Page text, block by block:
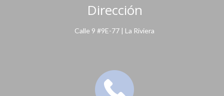
Dirección
Calle 9 #9E-77 | La Riviera